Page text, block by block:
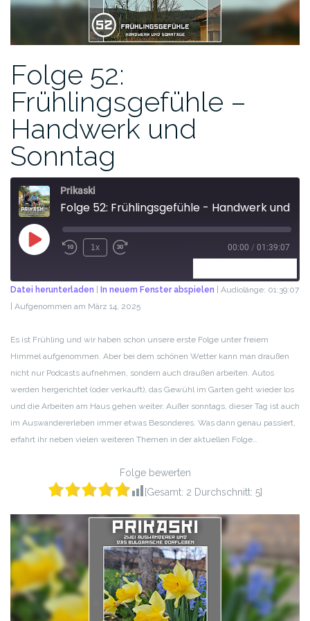
Folge 52:
Frühlingsgefühle –
Handwerk und
Sonntag
Prikaski
1x 00:00 / 01:39:07
TEILEN
LINK
EMBED
Datei herunterladen | In neuem Fenster abspielen | Audiolänge: 01:39:07
| Aufgenommen am März 14, 2025
Es ist Frühling und wir haben schon unsere erste Folge unter freiem
Himmel aufgenommen. Aber bei dem schönen Wetter kann man draußen
nicht nur Podcasts aufnehmen, sondern auch draußen arbeiten. Autos
werden hergerichtet (oder verkauft), das Gewühl im Garten geht wieder los
und die Arbeiten am Haus gehen weiter. Außer sonntags, dieser Tag ist auch
im Auswandererleben immer etwas Besonderes. Was dann genau passiert,
erfahrt ihr neben vielen weiteren Themen in der aktuellen Folge…
Folge bewerten
[Gesamt: 2 Durchschnitt: 5]